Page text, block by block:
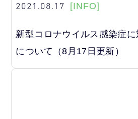
2021.08.17 [INFO]
新型コロナウイルス感染症
について（8月17日更新）